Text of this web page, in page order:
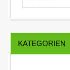
KATEGORIEN